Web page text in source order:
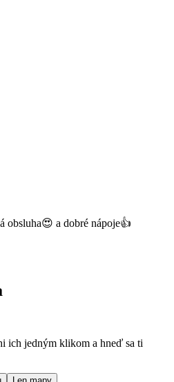
obsluha😍 a dobré nápoje👍
ich jedným klikom a hneď sa ti